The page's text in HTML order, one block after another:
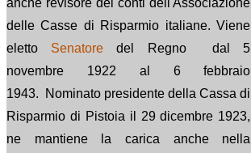
anche revisore dei conti dell'Associazione
delle Casse di Risparmio italiane. Viene
eletto Senatore del Regno dal 5
novembre 1922 al 6 febbraio
1943. Nominato presidente della Cassa di
Risparmio di Pistoia il 29 dicembre 1923,
ne mantiene la carica anche nella